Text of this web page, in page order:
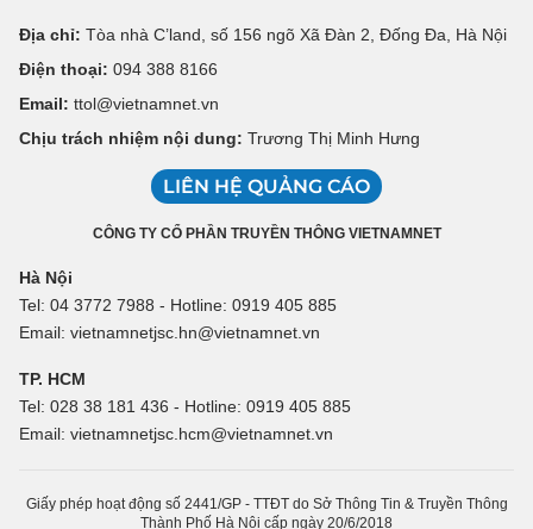
Địa chỉ: Tòa nhà C’land, số 156 ngõ Xã Đàn 2, Đống Đa, Hà Nội
Điện thoại: 094 388 8166
Email: ttol@vietnamnet.vn
Chịu trách nhiệm nội dung: Trương Thị Minh Hưng
LIÊN HỆ QUẢNG CÁO
CÔNG TY CỔ PHẦN TRUYỀN THÔNG VIETNAMNET
Hà Nội
Tel: 04 3772 7988 - Hotline: 0919 405 885
Email: vietnamnetjsc.hn@vietnamnet.vn
TP. HCM
Tel: 028 38 181 436 - Hotline: 0919 405 885
Email: vietnamnetjsc.hcm@vietnamnet.vn
Giấy phép hoạt động số 2441/GP - TTĐT do Sở Thông Tin & Truyền Thông
Thành Phố Hà Nội cấp ngày 20/6/2018